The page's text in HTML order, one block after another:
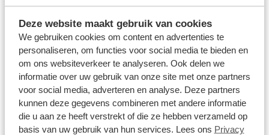
Deze website maakt gebruik van cookies
We gebruiken cookies om content en advertenties te
personaliseren, om functies voor social media te bieden en
om ons websiteverkeer te analyseren. Ook delen we
informatie over uw gebruik van onze site met onze partners
voor social media, adverteren en analyse. Deze partners
kunnen deze gegevens combineren met andere informatie
die u aan ze heeft verstrekt of die ze hebben verzameld op
basis van uw gebruik van hun services. Lees ons Privacy
Memoireringen
Verlovingsringen
Vriendschapsringen
Over ons
Aller Spanninga
Historie
Certificaten